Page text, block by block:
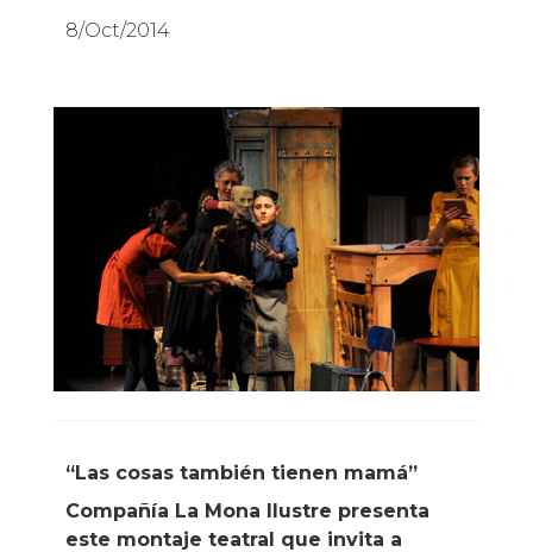
8/Oct/2014
“Las cosas también tienen mamá”
Compañía La Mona Ilustre presenta
este montaje teatral que invita a